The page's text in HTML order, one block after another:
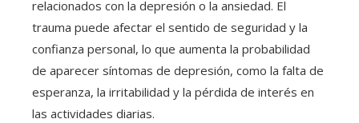
relacionados con la depresión o la ansiedad. El
trauma puede afectar el sentido de seguridad y la
confianza personal, lo que aumenta la probabilidad
de aparecer síntomas de depresión, como la falta de
esperanza, la irritabilidad y la pérdida de interés en
las actividades diarias.